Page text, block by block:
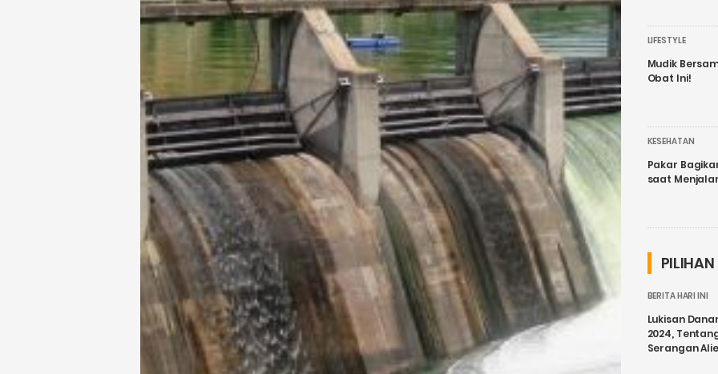
LIFESTYLE
Mudik
Obat Ini!
KESEHATAN
Pakar
saat
PILIHAN
BERITA HARI INI
Lukisan
2024,
Serangan